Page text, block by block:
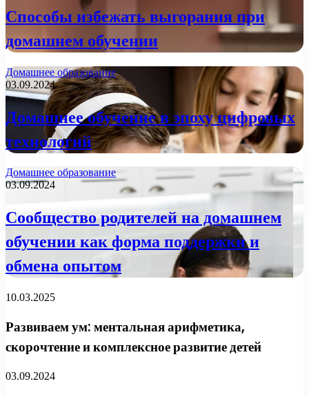
Способы избежать выгорания при
домашнем обучении
Домашнее образование
03.09.2024
Домашнее обучение в эпоху цифровых
технологий
Домашнее образование
03.09.2024
Сообщество родителей на домашнем
обучении как форма поддержки и
обмена опытом
10.03.2025
Развиваем ум: ментальная арифметика,
скорочтение и комплексное развитие детей
03.09.2024